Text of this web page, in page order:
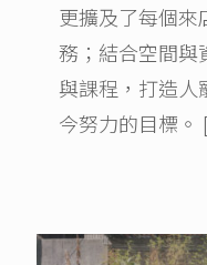
更擴及了每個來
務；結合空間與
與課程，打造人
今努力的目標。